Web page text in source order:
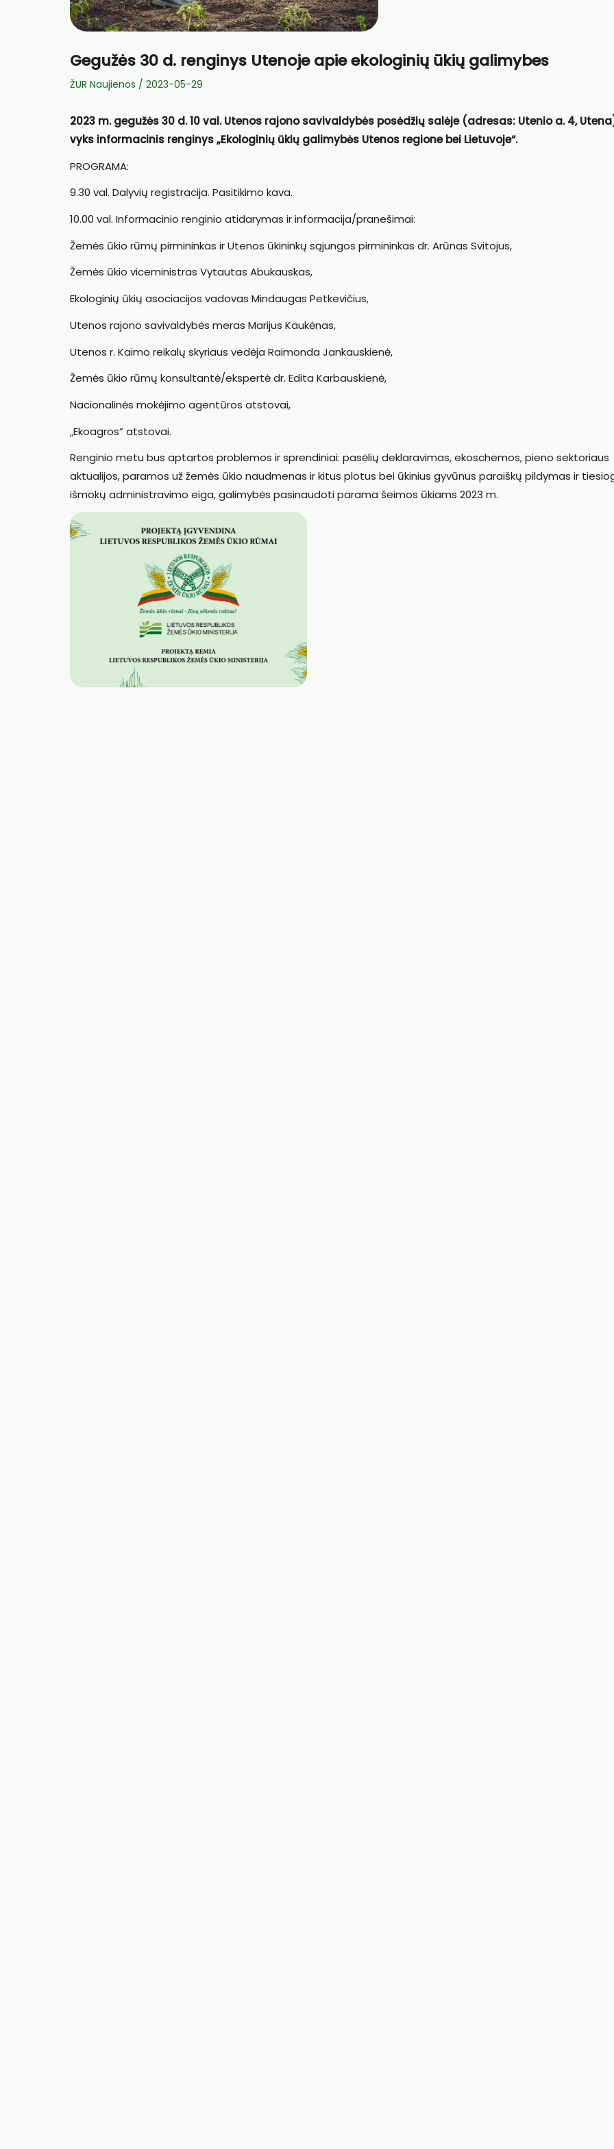
Gegužės 30 d. renginys Utenoje apie ekologinių ūkių galimybes
ŽUR Naujienos / 2023-05-29
2023 m. gegužės 30 d. 10 val. Utenos rajono savivaldybės posėdžių salėje (adresas: Utenio a. 4,
vyks informacinis renginys„Ekologinių ūkių galimybės Utenos regione bei Lietuvoje“.
PROGRAMA:
9.30 val. Dalyvių registracija. Pasitikimo kava.
10.00 val. Informacinio renginio atidarymas ir informacija/pranešimai:
Žemės ūkio rūmų pirmininkas ir Utenos ūkininkų sąjungos pirmininkas dr. Arūnas Svitojus,
Žemės ūkio viceministras Vytautas Abukauskas,
Ekologinių ūkių asociacijos vadovas Mindaugas Petkevičius,
Utenos rajono savivaldybės meras Marijus Kaukėnas,
Utenos r. Kaimo reikalų skyriaus vedėja Raimonda Jankauskienė,
Žemės ūkio rūmų konsultantė/ekspertė dr. Edita Karbauskienė,
Nacionalinės mokėjimo agentūros atstovai,
„Ekoagros” atstovai.
Renginio metu bus aptartos problemos ir sprendiniai: pasėlių deklaravimas, ekoschemos, pieno sektoriaus
aktualijos, paramos už žemės ūkio naudmenas ir kitus plotus bei ūkinius gyvūnus paraiškų pildymas ir
išmokų administravimo eiga, galimybės pasinaudoti parama šeimos ūkiams 2023 m.